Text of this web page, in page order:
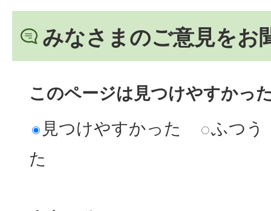
みなさまのご意見をお
このページは見つけやすかっ
見つけやすかった
ふつう
た